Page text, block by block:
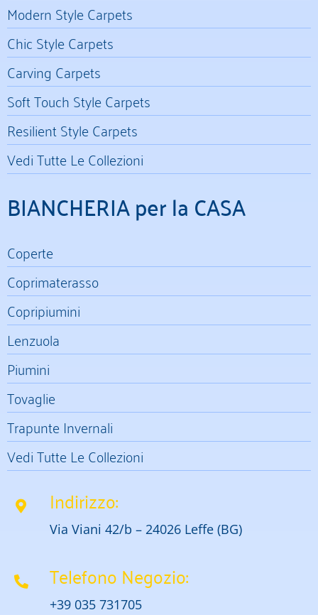
Modern Style Carpets
Chic Style Carpets
Carving Carpets
Soft Touch Style Carpets
Resilient Style Carpets
Vedi Tutte Le Collezioni
BIANCHERIA per la CASA
Coperte
Coprimaterasso
Copripiumini
Lenzuola
Piumini
Tovaglie
Trapunte Invernali
Vedi Tutte Le Collezioni
Indirizzo:
Via Viani 42/b – 24026 Leffe (BG)
Telefono Negozio:
+39 035 731705